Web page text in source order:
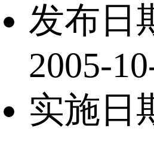
发布日
2005-
实施日